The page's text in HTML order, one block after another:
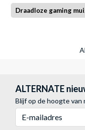
Draadloze gaming
ALTERNATE
Blijf op de hoogte